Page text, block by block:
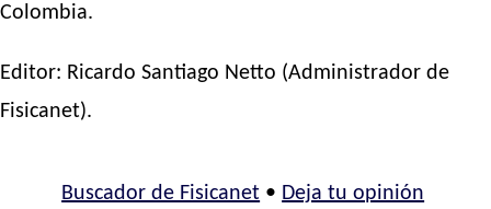
Colombia.
Editor: Ricardo Santiago Netto (Administrador de
Fisicanet).
Buscador de Fisicanet • Deja tu opinión